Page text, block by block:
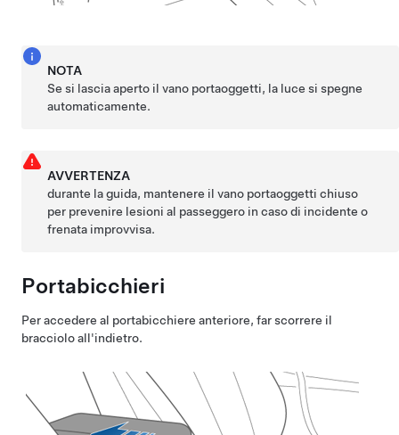
NOTA
Se si lascia aperto il vano portaoggetti, la luce si spegne
automaticamente.
AVVERTENZA
durante la guida, mantenere il vano portaoggetti chiuso
per prevenire lesioni al passeggero in caso di incidente o
frenata improvvisa.
Portabicchieri
Per accedere al portabicchiere anteriore, far scorrere il
bracciolo all'indietro.